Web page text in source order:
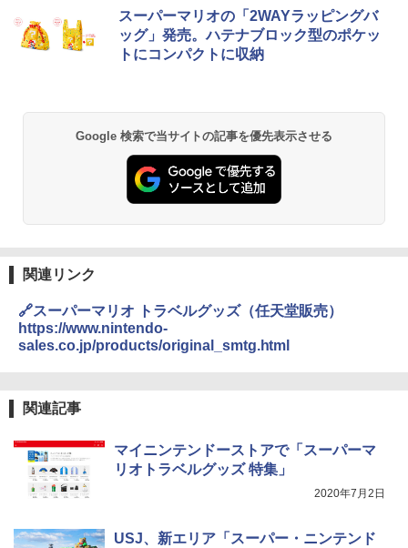
GRANDOOR ステンレス保冷剤 2個セット 2
026リニューアル 急速冷凍 空間倍増 衛生的
コンパクト 保冷力長持ち
-08EX カーキ ソロキャンプ ポリエステル フ
レーム ドーム型 テント
￥14,800
￥6,459
関の購入実績 登山・キャンプ・アウトドア・
防災用品 長期保存可能 緊急時用 日本国内発
スーパーマリオの「2WAYラッピングバ
ッグ」発売。ハテナブロック型のポケッ
トにコンパクトに収納
Google 検索で当サイトの記事を優先表示させる
関連リンク
🔗スーパーマリオ トラベルグッズ（任天堂販売）
https://www.nintendo-
sales.co.jp/products/original_smtg.html
関連記事
マイニンテンドーストアで「スーパーマ
リオトラベルグッズ 特集」
2020年7月2日
USJ、新エリア「スーパー・ニンテンド